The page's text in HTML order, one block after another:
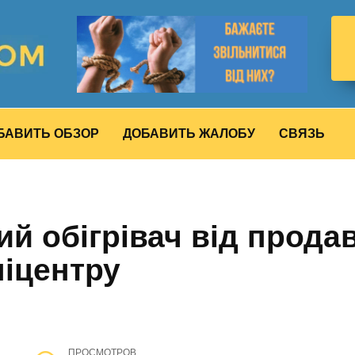
ОБЗОР ДОБАВИТЬ ЖАЛОБУ СВЯЗЬ
обігрівач від
ПРОСМОТРОВ